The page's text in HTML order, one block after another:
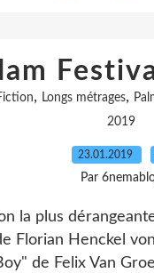
, Longs métrages,
2019
23.01.2019
Par
la plus
Florian Henckel
de Felix Van